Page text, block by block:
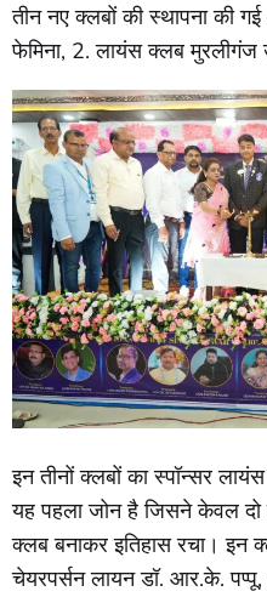
तीन नए क्लबों की स्थापना की
फेमिना, 2. लायंस क्लब मुरलीगंज
इन तीनों क्लबों का स्पॉन्सर
यह पहला जोन है जिसने केवल
क्लब बनाकर इतिहास रचा। इन
चेयरपर्सन लायन डॉ. आर.के.